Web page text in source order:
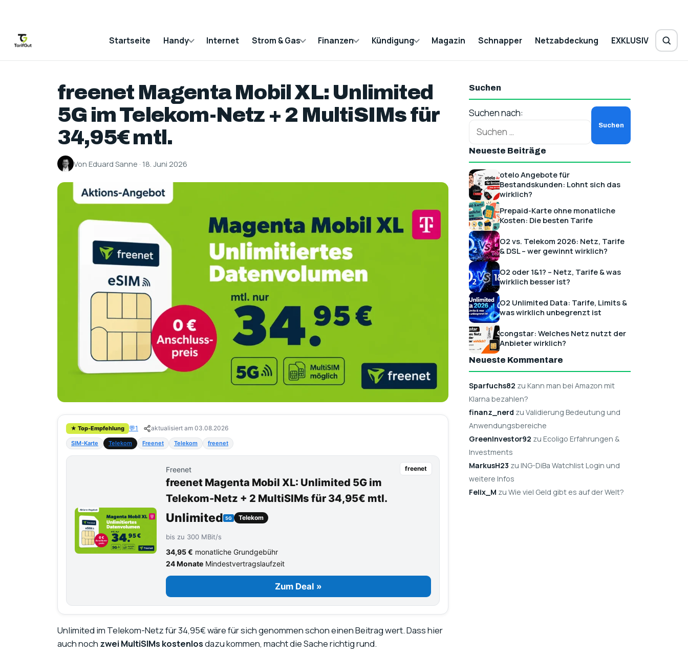
Startseite Handy Internet Strom & Gas Finanzen Kündigung Magazin Schnapper Netzabdeckung EXKLUSIV
freenet Magenta Mobil XL: Unlimited
5G im Telekom-Netz + 2 MultiSIMs für
34,95€ mtl.
Von Eduard Sanne · 18. Juni 2026
★ Top-Empfehlung 💬1 aktualisiert am 03.08.2026
SIM-Karte Telekom Freenet Telekom freenet
freenet
Freenet
freenet Magenta Mobil XL: Unlimited 5G im
Telekom-Netz + 2 MultiSIMs für 34,95€ mtl.
Unlimited 5G Telekom
bis zu 300 MBit/s
34,95 € monatliche Grundgebühr
24 Monate Mindestvertragslaufzeit
Zum Deal »
Unlimited im Telekom-Netz für 34,95€ wäre für sich genommen schon einen Beitrag wert. Dass hier
auch noch zwei MultiSIMs kostenlosdazu kommen, macht die Sache richtig rund.
Suchen
Suchen nach:
Neueste Beiträge
otelo Angebote für
Bestandskunden: Lohnt sich das
wirklich?
Prepaid-Karte ohne monatliche
Kosten: Die besten Tarife
O2 vs. Telekom 2026: Netz, Tarife
& DSL – wer gewinnt wirklich?
O2 oder 1&1? – Netz, Tarife & was
wirklich besser ist?
O2 Unlimited Data: Tarife, Limits &
was wirklich unbegrenzt ist
congstar: Welches Netz nutzt der
Anbieter wirklich?
Neueste Kommentare
Sparfuchs82 zu Kann man bei Amazon mit
Klarna bezahlen?
finanz_nerd zu Validierung Bedeutung und
Anwendungsbereiche
GreenInvestor92 zu Ecoligo Erfahrungen &
Investments
MarkusH23 zu ING-DiBa Watchlist Login und
weitere Infos
Felix_M zu Wie viel Geld gibt es auf der Welt?